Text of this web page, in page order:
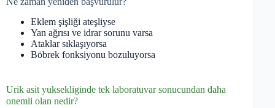
Eklem şişliği ateşliyse
Yan ağrısı ve idrar sorunu varsa
Ataklar sıklaşıyorsa
Böbrek fonksiyonu bozuluyorsa
Urik asit yuksekliginde tek laboratuvar sonucundan daha
onemli olan nedir?